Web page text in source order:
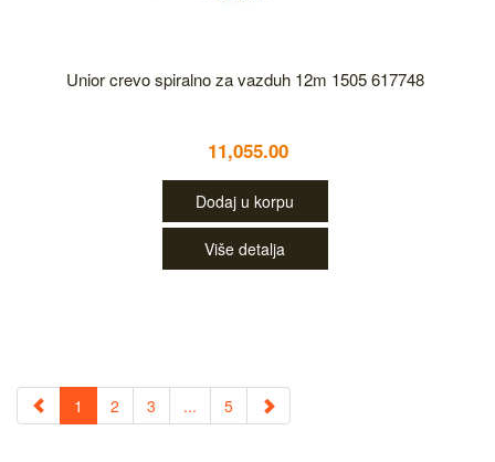
Unior crevo spiralno za vazduh 12m 1505 617748
11,055.00
Dodaj u korpu
Više detalja
1 2 3 ... 5